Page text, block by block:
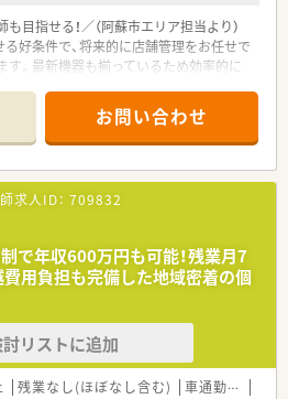
目指せる！／（阿蘇市エリア担当より）
好条件で、将来的に店舗管理をお任せで
す。最新機器も揃っているため効率的に
ついて】
ら車で10分の立地にあり、内科や循環
需している調剤薬局です。
〜50枚程度で、重ための処方内容にも余
境が整えられています。
2〜3名、事務スタッフが5名在籍してお
日々の業務を行っています。
開している個人薬局で、地域に密着した
提供を継続しています。
、在宅医療やOTC販売などの幅広い分野に
貢献に取り組んでいます。
も現場で勤務しており、現場の声を反映
お問い合わせ
求人ID： 709832
で年収600万円も可能！残業月7
用負担も完備した地域密着の個
リストに追加
残業なし(ほぼなし含む) 車通勤可